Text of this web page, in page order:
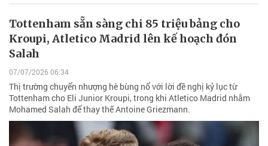
Tottenham sẵn sàng chi 85 triệu bảng cho
Kroupi, Atletico Madrid lên kế hoạch đón
Salah
07/07/2026 06:34
Thị trường chuyển nhượng hè bùng nổ với lời đề nghị kỷ lục từ
Tottenham cho Eli Junior Kroupi, trong khi Atletico Madrid nhắm
Mohamed Salah để thay thế Antoine Griezmann.